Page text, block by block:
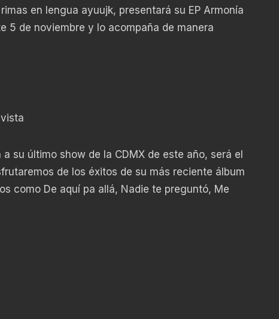
en lengua ayuujk, presentará su EP Armonía
5 de noviembre y lo acompaña de manera
su último show de la CDMX de este año, será el
de los éxitos de su más reciente álbum
como De aquí pa allá, Nadie te preguntó, Me